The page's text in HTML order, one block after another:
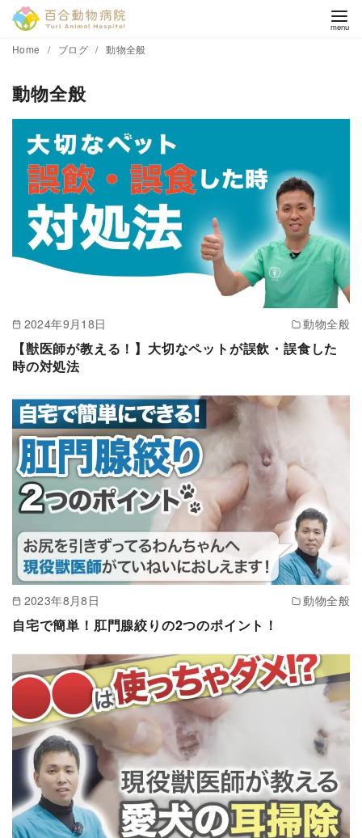
テ
Home ブログ 動物全般
動物全般
2024年9月18日 動物全般
【獣医師が教える！】大切なペットが誤飲・誤食した
時の対処法
2023年8月8日 動物全般
自宅で簡単！肛門腺絞りの2つのポイント！